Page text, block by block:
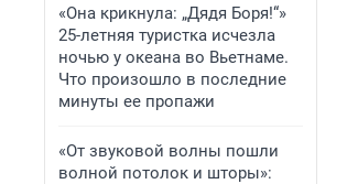
«Она крикнула: „Дядя Боря!“»
25-летняя туристка исчезла
ночью у океана во Вьетнаме.
Что произошло в последние
минуты ее пропажи
«От звуковой волны пошли
волной потолок и шторы»: